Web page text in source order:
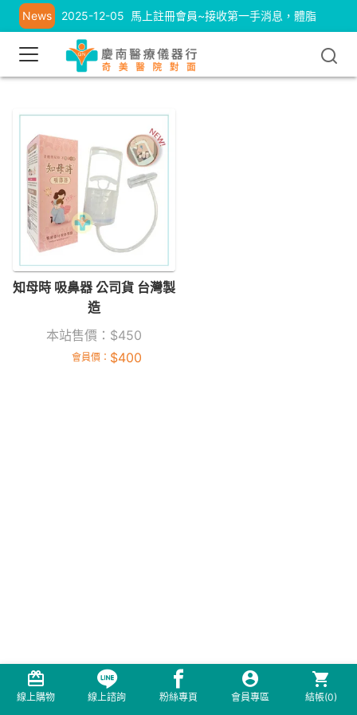
News 2025-12-05 馬上註冊會員~接收第一手消息，體脂
計、耳溫槍優惠中
知母時 吸鼻器 公司貨 台灣製
造
本站售價： $450
會員價： $400
線上購物 線上諮詢 粉絲專頁 會員專區 結帳(0)